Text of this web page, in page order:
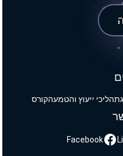
תהליכי ייעוץ והטמעהקורס
Facebook